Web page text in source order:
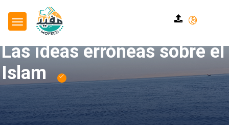
Las ideas erróneas sobre el
Islam